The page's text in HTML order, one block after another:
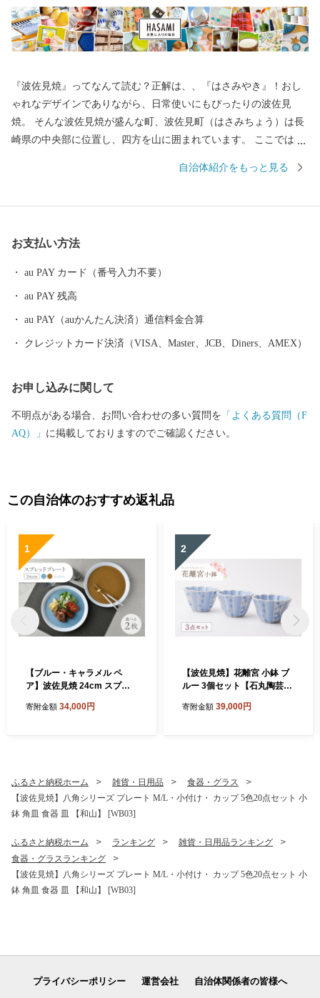
『波佐見焼』ってなんて読む？正解は、、『はさみやき』！おし
ゃれなデザインでありながら、日常使いにもぴったりの波佐見
焼。 そんな波佐見焼が盛んな町、波佐見町（はさみちょう）は長
崎県の中央部に位置し、四方を山に囲まれています。 ここでは、
な自然のなかで、お米やお茶、アスパラガスなどの農畜産業が行
こで焼かれた「くらわんか碗」が全国に出荷され、当時貴重品で
あった磁器を広く普及させるとともに、食文化にも大きな影響を
彩るおしゃれで機能的な日用和食器の一大産地として、全国的に
も高いシェアを誇っています。（すでに皆さまの食卓にも、波佐
見で作られたやきものがあるかも！？）窯元、棚田、温泉など、
自治体紹介をもっと見る
お支払い方法
au PAY カード（番号入力不要）
au PAY 残高
au PAY（auかんたん決済）通信料金合算
クレジットカード決済（VISA、Master、JCB、Diners、AMEX）
お申し込みに関して
不明点がある場合、お問い合わせの多い質問を 「よくある質問（F
AQ）」 に掲載しておりますのでご確認ください。
この自治体のおすすめ返礼品
1
【ブルー・キャラメル ペ
ア】波佐見焼 24cm スプレ
55]
寄附金額 34,000円
2
【波佐見焼】花離宮 小鉢 ブ
ルー 3個セット【石丸陶芸】
寄附金額 39,000円
ふるさと納税ホーム 雑貨・日用品
食器・グラス
【波佐見焼】八角シリーズ プレート M/L・小付け・ カップ 5色20点セット 小
鉢 角皿 食器 皿 【和山】 [WB03]
ふるさと納税ホーム ランキング
雑貨・日用品ランキング
食器・グラスランキング
【波佐見焼】八角シリーズ プレート M/L・小付け・ カップ 5色20点セット 小
鉢 角皿 食器 皿 【和山】 [WB03]
プライバシーポリシー 運営会社 自治体関係者の皆様へ